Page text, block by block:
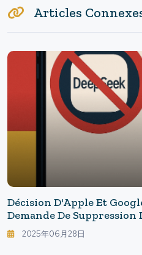
Articles
Décision D'Apple Et
Demande De Suppression
Ligne De Front De La
2025年06月28日